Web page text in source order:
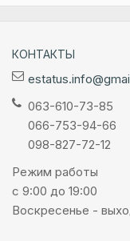
КОНТАКТЫ
063-610-73-85
066-753-94-66
098-827-72-12
Режим работы
с 9:00 до 19:00
Воскресенье -